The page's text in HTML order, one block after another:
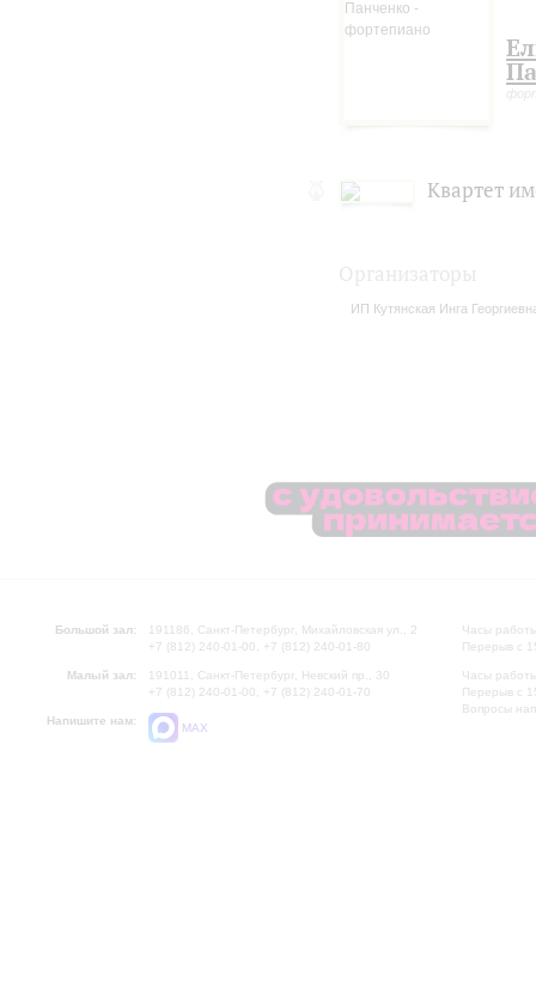
Квартет
ИП Кутянская Инга
Большой зал:
191186, Санкт-Петербург, Михайловская ул., 2
+7 (812) 240-01-00, +7 (812) 240-01-80
Малый зал:
191011, Санкт-Петербург, Невский пр., 30
+7 (812) 240-01-00, +7 (812) 240-01-70
Напишите нам:
MAX
Часы
Перерыв с
Часы
Перерыв с
Вопросы